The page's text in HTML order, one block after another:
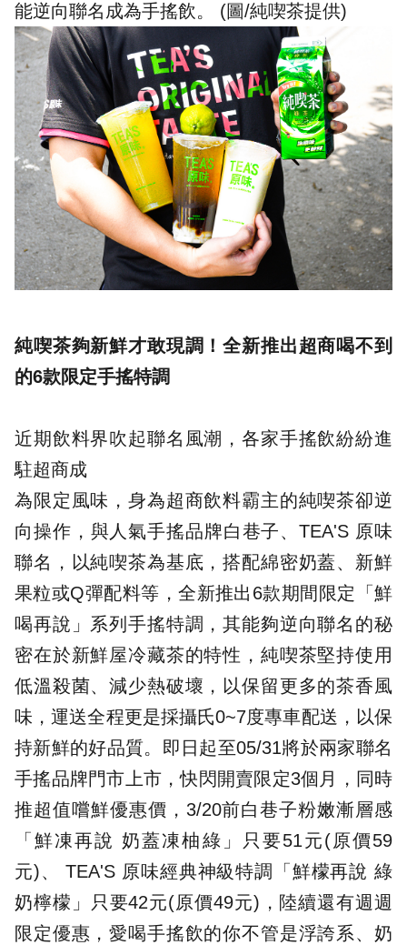
能逆向聯名成為手搖飲。 (圖/純喫茶提供)
純喫茶夠新鮮才敢現調！全新推出超商喝不到
的6款限定手搖特調
近期飲料界吹起聯名風潮，各家手搖飲紛紛進
駐超商成
為限定風味，身為超商飲料霸主的純喫茶卻逆
向操作，與人氣手搖品牌白巷子、TEA'S 原味
聯名，以純喫茶為基底，搭配綿密奶蓋、新鮮
果粒或Q彈配料等，全新推出6款期間限定「鮮
喝再說」系列手搖特調，其能夠逆向聯名的秘
密在於新鮮屋冷藏茶的特性，純喫茶堅持使用
低溫殺菌、減少熱破壞，以保留更多的茶香風
味，運送全程更是採攝氏0~7度專車配送，以保
持新鮮的好品質。即日起至05/31將於兩家聯名
手搖品牌門市上市，快閃開賣限定3個月，同時
推超值嚐鮮優惠價，3/20前白巷子粉嫩漸層感
「鮮凍再說 奶蓋凍柚綠」只要51元(原價59
元)、 TEA'S 原味經典神級特調「鮮檬再說 綠
奶檸檬」只要42元(原價49元)，陸續還有週週
限定優惠，愛喝手搖飲的你不管是浮誇系、奶